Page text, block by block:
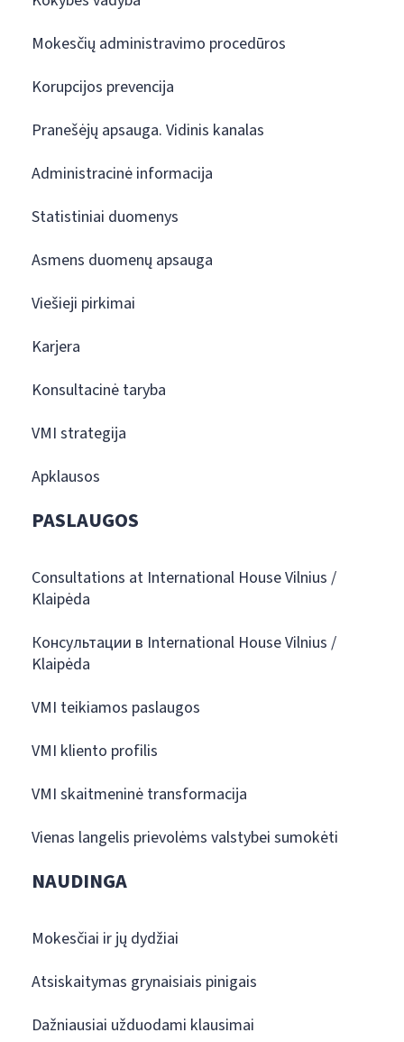
Mokesčių administravimo procedūros
Korupcijos prevencija
Pranešėjų apsauga. Vidinis kanalas
Administracinė informacija
Statistiniai duomenys
Asmens duomenų apsauga
Viešieji pirkimai
Karjera
Konsultacinė taryba
VMI strategija
Apklausos
PASLAUGOS
Consultations at International House Vilnius /
Klaipėda
Консультации в International House Vilnius /
Klaipėda
VMI teikiamos paslaugos
VMI kliento profilis
VMI skaitmeninė transformacija
Vienas langelis prievolėms valstybei sumokėti
NAUDINGA
Mokesčiai ir jų dydžiai
Atsiskaitymas grynaisiais pinigais
Dažniausiai užduodami klausimai